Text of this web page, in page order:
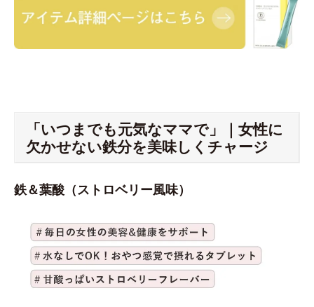
「いつまでも元気なママで」｜女性に
欠かせない鉄分を美味しくチャージ
鉄＆葉酸（ストロベリー風味）